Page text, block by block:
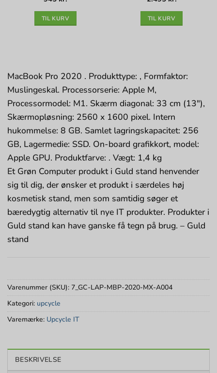
TIL KURV TIL KURV
MacBook Pro 2020 . Produkttype: , Formfaktor:
Muslingeskal. Processorserie: Apple M,
Processormodel: M1. Skærm diagonal: 33 cm (13″),
Skærmopløsning: 2560 x 1600 pixel. Intern
hukommelse: 8 GB. Samlet lagringskapacitet: 256
GB, Lagermedie: SSD. On-board grafikkort, model:
Apple GPU. Produktfarve: . Vægt: 1,4 kg
Et Grøn Computer produkt i Guld stand henvender
sig til dig, der ønsker et produkt i særdeles høj
kosmetisk stand, men som samtidig søger et
bæredygtig alternativ til nye IT produkter. Produkter i
Guld stand kan have ganske få tegn på brug. – Guld
stand
Varenummer (SKU): 7_GC-LAP-MBP-2020-MX-A004
Kategori: upcycle
Varemærke: Upcycle IT
BESKRIVELSE